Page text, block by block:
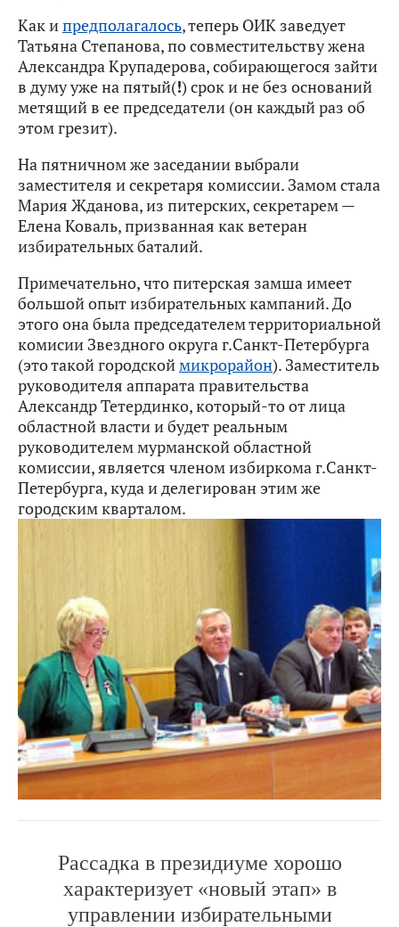
Как ипредполагалось, теперь ОИК заведует
Татьяна Степанова, по совместительству жена
Александра Крупадерова, собирающегося зайти
в думу уже на пятый(!) срок и не без оснований
метящий в ее председатели (он каждый раз об
этом грезит).
На пятничном же заседании выбрали
заместителя и секретаря комиссии. Замом стала
Мария Жданова, из питерских, секретарем —
Елена Коваль, призванная как ветеран
избирательных баталий.
Примечательно, что питерская замша имеет
большой опыт избирательных кампаний. До
этого она была председателем территориальной
комисии Звездного округа г.Санкт-Петербурга
(это такой городскоймикрорайон). Заместитель
руководителя аппарата правительства
Александр Тетердинко, который-то от лица
областной власти и будет реальным
руководителем мурманской областной
комиссии, является членом избиркома г.Санкт-
Петербурга, куда и делегирован этим же
городским кварталом.
Рассадка в президиуме хорошо
характеризует «новый этап» в
управлении избирательными